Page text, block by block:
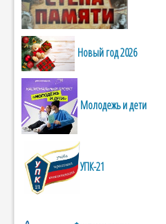
Новый год 2026
Молодежь и дети
УПК-21